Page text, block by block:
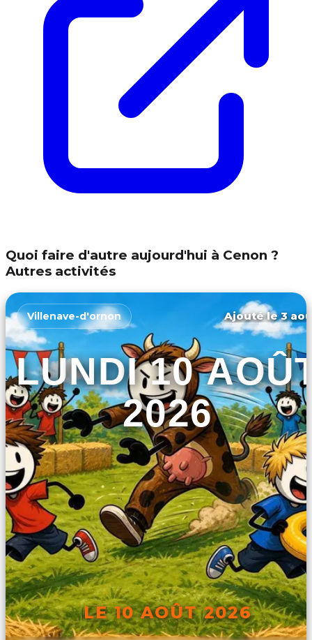
Quoi faire d'autre aujourd'hui à Cenon ?
Autres activités
Villenave-d'ornon Ajouté le 3
LUNDI 10
2026
LE 10 AOÛT 2026